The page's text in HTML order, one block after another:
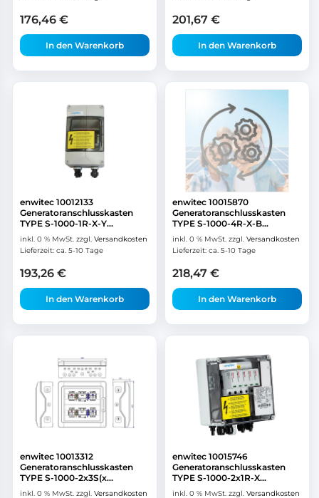
176,46 €
In den Warenkorb
201,67 €
In den Warenkorb
enwitec 10012133
Generatoranschlusskasten
TYPE S-1000-1R-X-Y...
inkl. 0 % MwSt. zzgl. Versandkosten
Lieferzeit: ca. 5-10 Tage
193,26 €
In den Warenkorb
enwitec 10015870
Generatoranschlusskasten
TYPE S-1000-4R-X-B...
inkl. 0 % MwSt. zzgl. Versandkosten
Lieferzeit: ca. 5-10 Tage
218,47 €
In den Warenkorb
enwitec 10013312
Generatoranschlusskasten
TYPE S-1000-2x3S(x...
inkl. 0 % MwSt. zzgl. Versandkosten
enwitec 10015746
Generatoranschlusskasten
TYPE S-1000-2x1R-X...
inkl. 0 % MwSt. zzgl. Versandkosten